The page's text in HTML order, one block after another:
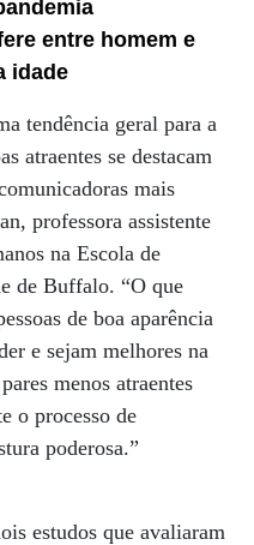
entre homem e
idade
tendência geral para a
atraentes se destacam
mais
professora assistente
na Escola de
de Buffalo. “O que
de boa aparência
e sejam melhores na
menos atraentes
o processo de
poderosa.”
estudos que avaliaram